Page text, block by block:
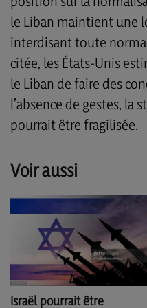
le Liban maintient une
interdisant toute
citée, les États-Unis
le Liban de faire des
l’absence de gestes, la
pourrait être fragilisée.
Voir aussi
Israël pourrait être